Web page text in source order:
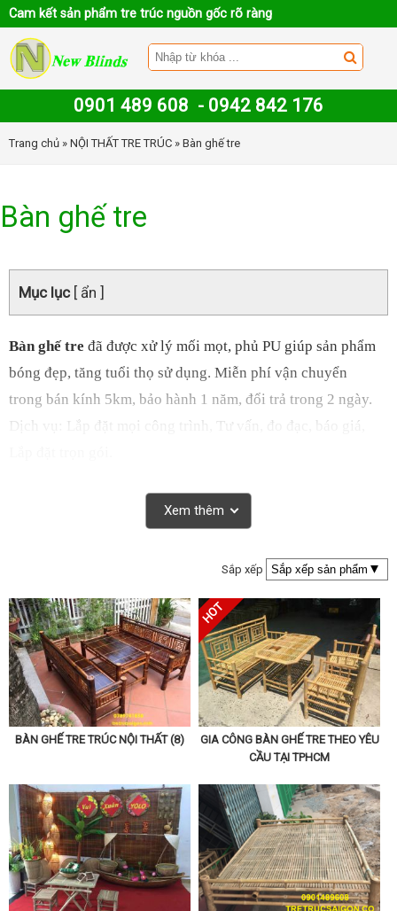
Cam kết sản phẩm tre trúc nguồn gốc rõ ràng
0901 489 608 - 0942 842 176
Trang chủ » NỘI THẤT TRE TRÚC » Bàn ghế tre
Bàn ghế tre
Mục lục [ ẩn ]
Bàn ghế tre đã được xử lý mối mọt, phủ PU giúp sản phẩm
bóng đẹp, tăng tuổi thọ sử dụng. Miễn phí vận chuyển
trong bán kính 5km, bảo hành 1 năm, đổi trả trong 2 ngày.
Dịch vụ: Lắp đặt mọi công trình, Tư vấn, đo đạc, báo giá,
Xem thêm
Sắp xếp
BÀN GHẾ TRE TRÚC NỘI THẤT (8)
GIA CÔNG BÀN GHẾ TRE THEO YÊU
CẦU TẠI TPHCM